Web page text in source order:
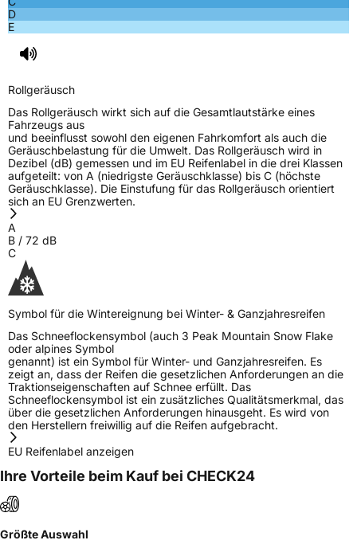
EPREL ID 2148035
Allgemeine Produktsicherheit (GPSR)
HerstellerkontaktSailun Europe GmbH, VIA DI CASTELPULCI
12/C 50018 SCANDICCI(FI) Italien,
info@univergomma.it
D
E
Rollgeräusch
Das Rollgeräusch wirkt sich auf die Gesamtlautstärke eines
Fahrzeugs aus
und beeinflusst sowohl den eigenen Fahrkomfort als auch die
Geräuschbelastung für die Umwelt. Das Rollgeräusch wird in
Dezibel (dB) gemessen und im EU Reifenlabel in die drei Klassen
aufgeteilt: von A (niedrigste Geräuschklasse) bis C (höchste
Geräuschklasse). Die Einstufung für das Rollgeräusch orientiert
sich an EU Grenzwerten.
A
B / 72 dB
C
Symbol für die Wintereignung bei Winter- & Ganzjahresreifen
Das Schneeflockensymbol (auch 3 Peak Mountain Snow Flake
oder alpines Symbol
genannt) ist ein Symbol für Winter- und Ganzjahresreifen. Es
zeigt an, dass der Reifen die gesetzlichen Anforderungen an die
Traktionseigenschaften auf Schnee erfüllt. Das
Schneeflockensymbol ist ein zusätzliches Qualitätsmerkmal, das
über die gesetzlichen Anforderungen hinausgeht. Es wird von
den Herstellern freiwillig auf die Reifen aufgebracht.
EU Reifenlabel anzeigen
Ihre Vorteile beim Kauf bei CHECK24
Größte Auswahl